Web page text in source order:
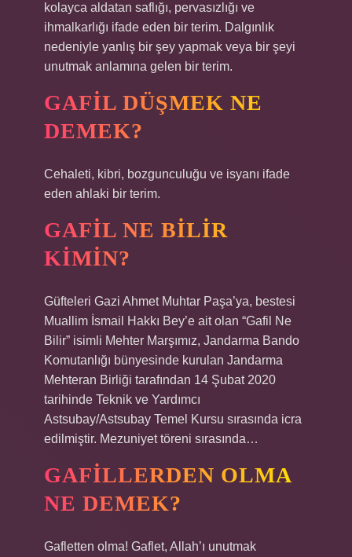
kolayca aldatan saflığı, pervasızlığı ve
ihmalkarlığı ifade eden bir terim. Dalgınlık
nedeniyle yanlış bir şey yapmak veya bir şeyi
unutmak anlamına gelen bir terim.
GAFIL DÜŞMEK NE
DEMEK?
Cehaleti, kibri, bozgunculuğu ve isyanı ifade
eden ahlaki bir terim.
GAFIL NE BILIR
KIMIN?
Güfteleri Gazi Ahmet Muhtar Paşa’ya, bestesi
Muallim İsmail Hakkı Bey’e ait olan “Gafil Ne
Bilir” isimli Mehter Marşımız, Jandarma Bando
Komutanlığı bünyesinde kurulan Jandarma
Mehteran Birliği tarafından 14 Şubat 2020
tarihinde Teknik ve Yardımcı
Astsubay/Astsubay Temel Kursu sırasında icra
edilmiştir. Mezuniyet töreni sırasında…
GAFILLERDEN OLMA
NE DEMEK?
Gafletten olma! Gaflet, Allah’ı unutmak